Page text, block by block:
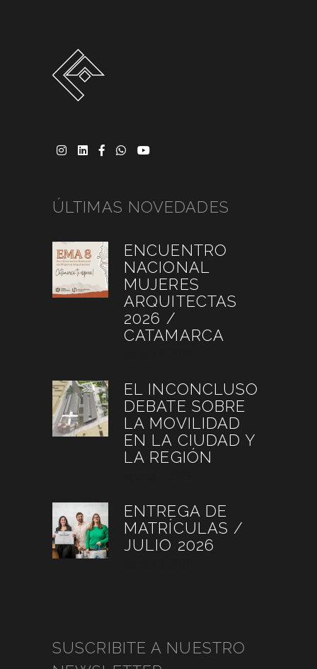
ÚLTIMAS NOVEDADES
ENCUENTRO
NACIONAL
MUJERES
ARQUITECTAS
2026 /
CATAMARCA
EL INCONCLUSO
DEBATE SOBRE
LA MOVILIDAD
EN LA CIUDAD Y
LA REGIÓN
ENTREGA DE
MATRÍCULAS /
JULIO 2026
SUSCRIBITE A NUESTRO